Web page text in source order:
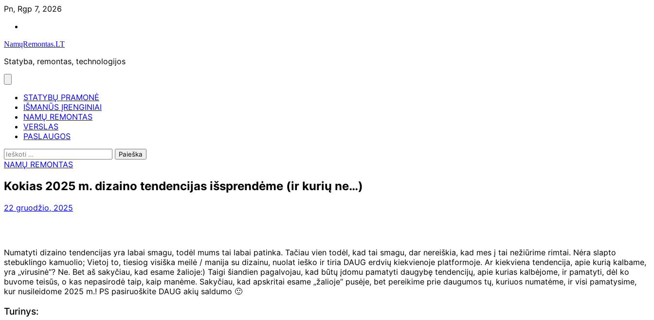
Skip
content
Pn, Rgp 7, 2026
NamųRemontas.LT
Statyba, remontas, technologijos
STATYBŲ PRAMONĖ
IŠMANŪS ĮRENGINIAI
NAMŲ REMONTAS
VERSLAS
PASLAUGOS
Ieškoti:
NAMŲ REMONTAS
Kokias 2025 m. dizaino tendencijas išsprendėme (ir kurių ne…)
22 gruodžio, 2025
Numatyti dizaino tendencijas yra labai smagu, todėl mums tai labai patinka. Tačiau vien todėl, kad tai smagu, dar nereiškia, kad mes į tai nežiūrime rimtai. Nėra slapto
stebuklingo kamuolio; Vietoj to, tiesiog visiška meilė / manija su dizainu, nuolat ieško ir tiria DAUG erdvių kiekvienoje platformoje. Ar kiekviena tendencija, apie kurią kalbame,
yra „virusinė“? Ne. Bet aš sakyčiau, kad esame žalioje:) Taigi šiandien pagalvojau, kad būtų įdomu pamatyti daugybę tendencijų, apie kurias kalbėjome, ir pamatyti, dėl ko
buvome teisūs, o kas nepasirodė taip, kaip manėme. Sakyčiau, kad apskritai esame „žalioje“ pusėje, bet pereikime prie daugumos tų, kuriuos numatėme, ir visi pamatysime,
kur nusileidome 2025 m.! PS pasiruoškite DAUG akių saldumo 🙂
Turinys: